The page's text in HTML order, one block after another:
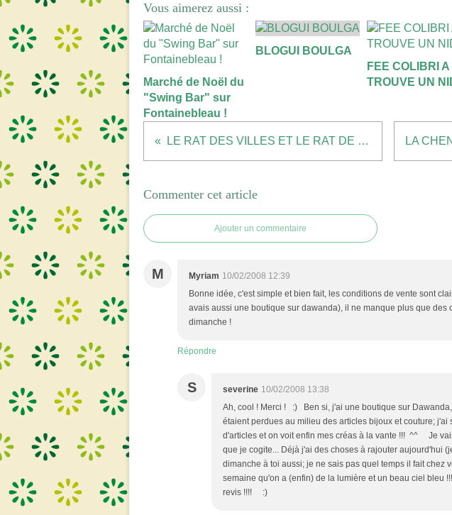
Vous aimerez aussi :
Marché de Noël du
"Swing Bar" sur
Fontainebleau !
BLOGUI BOULGA
FEE COLIBRI A
TROUVE UN
LE RAT DES VILLES ET LE RAT DE TERRE
Commenter cet article
Ajouter un commentaire
M Myriam 10/02/2008 12:39
Bonne idée, c'est simple et bien fait, les conditions de vente sont
avais aussi une boutique sur dawanda), il ne manque plus que des
dimanche !
Répondre
S severine 10/02/2008 13:38
Ah, cool ! Merci ! :) Ben si, j'ai une boutique sur
étaient perdues au milieu des articles bijoux et couture; j'ai
d'articles et on voit enfin mes créas à la vante !!! ^^ Je
que je cogite... Déjà j'ai des choses à rajouter aujourd'hui
dimanche à toi aussi; je ne sais pas quel temps il fait chez
semaine qu'on a (enfin) de la lumière et un beau ciel bleu
revis !!!! :)